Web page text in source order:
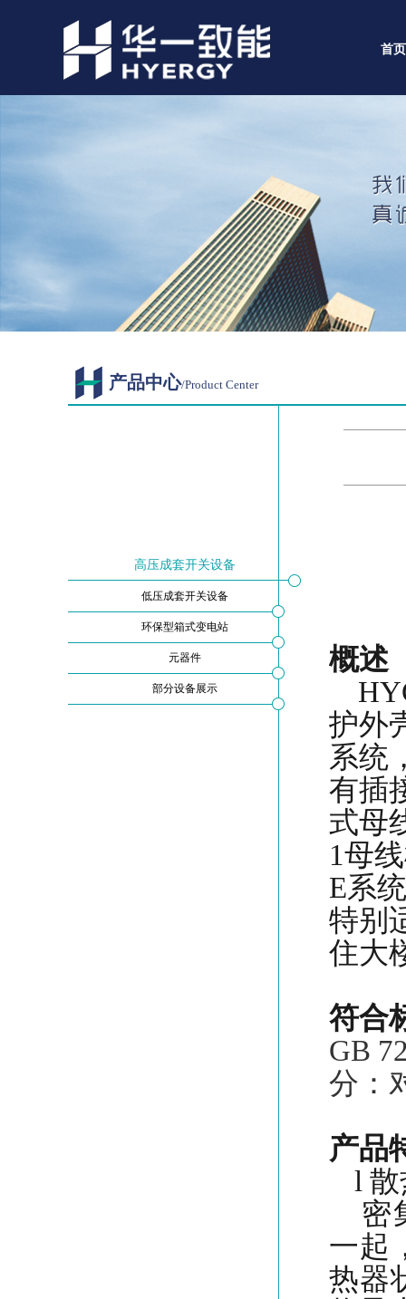
首页
产品中心/Product Center
高压成套开关设备
低压成套开关设备
环保型箱式变电站
元器件
部分设备展示
概述
护外
系统
有插
式母
1母
E系
特别
住大
符合
GB
分：
产品
l
密
一起
热器